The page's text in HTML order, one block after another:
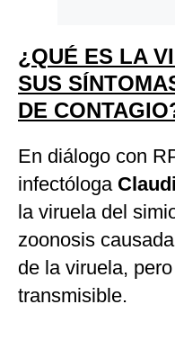
¿QUÉ ES LA
SUS
DE
En diálogo con
infectóloga
la viruela del
zoonosis
de la viruela,
transmisible.